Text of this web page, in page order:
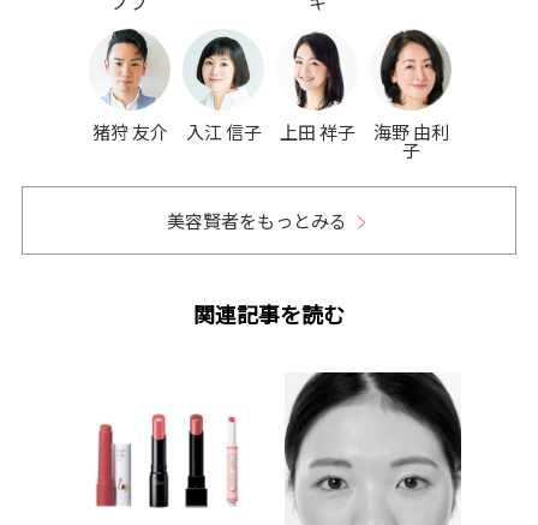
猪狩 友介 入江 信子 上田 祥子 海野 由利
子
美容賢者をもっとみる
関連記事を読む